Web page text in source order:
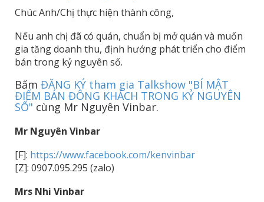
Chúc Anh/Chị thực hiện thành công,
Nếu anh chị đã có quán, chuẩn bị mở quán và muốn
gia tăng doanh thu, định hướng phát triển cho điểm
bán trong kỷ nguyên số.
Bấm ĐĂNG KÝ tham gia Talkshow "BÍ MẬT
ĐIỂM BÁN ĐÔNG KHÁCH TRONG KỶ NGUYÊN
SỐ" cùng Mr Nguyên Vinbar.
Mr Nguyên Vinbar
[F]: https://www.facebook.com/kenvinbar
[Z]: 0907.095.295 (zalo)
Mrs Nhi Vinbar